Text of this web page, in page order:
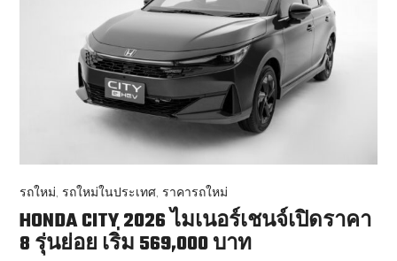
รถใหม่,รถใหม่ในประเทศ,ราคารถใหม่
HONDA CITY 2026 ไมเนอร์เชนจ์เปิดราคา
8 รุ่นย่อย เริ่ม 569,000 บาท